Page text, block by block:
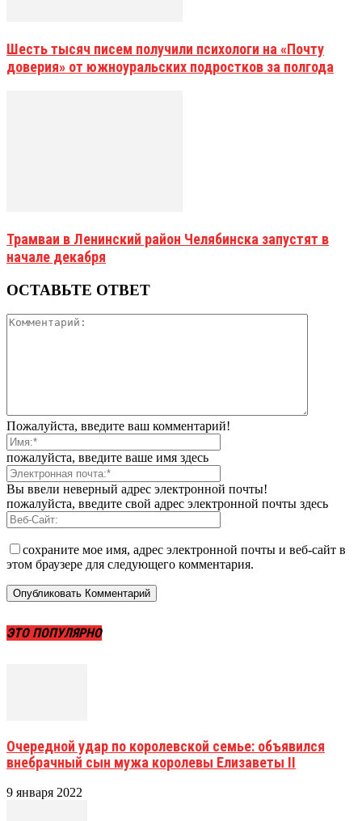
Шесть тысяч писем получили психологи на «Почту
доверия» от южноуральских подростков за полгода
Трамваи в Ленинский район Челябинска запустят в
начале декабря
ОСТАВЬТЕ ОТВЕТ
Пожалуйста, введите ваш комментарий!
пожалуйста, введите ваше имя здесь
Вы ввели неверный адрес электронной почты!
пожалуйста, введите свой адрес электронной почты здесь
сохраните мое имя, адрес электронной почты и веб-сайт в
этом браузере для следующего комментария.
ЭТО ПОПУЛЯРНО
Очередной удар по королевской семье: объявился
внебрачный сын мужа королевы Елизаветы II
9 января 2022